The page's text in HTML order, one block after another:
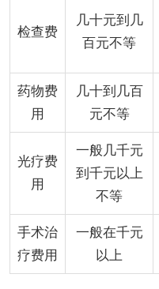
检查费
几十元到几
百元不等
药物费
用
几十到几百
元不等
光疗费
用
一般几千元
到千元以上
不等
手术治
疗费用
一般在千元
以上